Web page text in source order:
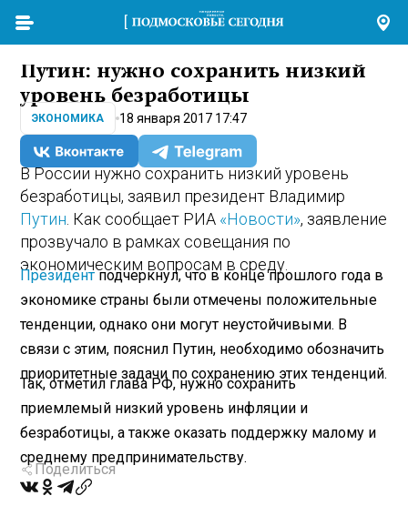
Путин: нужно сохранить низкий
уровень безработицы
ЭКОНОМИКА 18 января 2017 17:47
В России нужно сохранить низкий уровень
безработицы, заявил президент Владимир
Путин . Как сообщает РИА «Новости», заявление
прозвучало в рамках совещания по
экономическим вопросам в среду.
Президентподчеркнул, что в конце прошлого года в
экономике страны были отмечены положительные
тенденции, однако они могут неустойчивыми. В
связи с этим, пояснил Путин, необходимо обозначить
приоритетные задачи по сохранению этих тенденций.
Так, отметил глава РФ, нужно сохранить
приемлемый низкий уровень инфляции и
безработицы, а также оказать поддержку малому и
среднему предпринимательству.
Поделиться